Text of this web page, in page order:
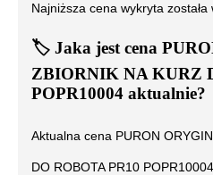
Najniższa cena wykryta została
🏷️ Jaka jest cena
ZBIORNIK NA KURZ
POPR10004 aktualnie?
Aktualna cena PURON
DO ROBOTA PR10 POPR10004